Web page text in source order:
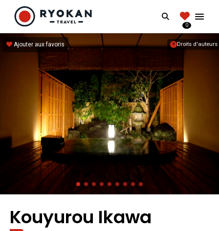
RYOKANTRAVEL
Vivez l'expérience authentique d'un Ryokan
Search
0
Droits d'auteurs
Ajouter aux favoris
Kouyurou Ikawa